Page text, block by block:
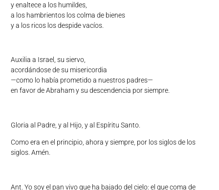
y enaltece a los humildes,
a los hambrientos los colma de bienes
y a los ricos los despide vacíos.
Auxilia a Israel, su siervo,
acordándose de su misericordia
—como lo había prometido a nuestros padres—
en favor de Abraham y su descendencia por siempre.
Gloria al Padre, y al Hijo, y al Espíritu Santo.
Como era en el principio, ahora y siempre, por los siglos de los
siglos. Amén.
Ant. Yo soy el pan vivo que ha bajado del cielo: el que coma de